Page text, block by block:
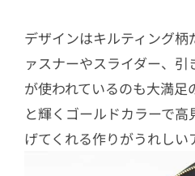
デザインはキルティング
ァスナーやスライダー、
が使われているのも大満足
と輝くゴールドカラーで
げてくれる作りがうれしい